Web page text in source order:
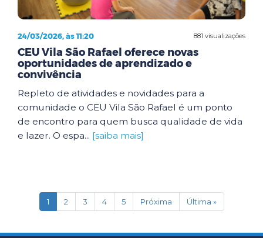
881 visualizações
24/03/2026, às 11:20
CEU Vila São Rafael oferece novas
oportunidades de aprendizado e
convivência
Repleto de atividades e novidades para a
comunidade o CEU Vila São Rafael é um ponto
de encontro para quem busca qualidade de vida
e lazer. O espa... [saiba mais]
1(current)
2 3 4 5 Próxima Última »